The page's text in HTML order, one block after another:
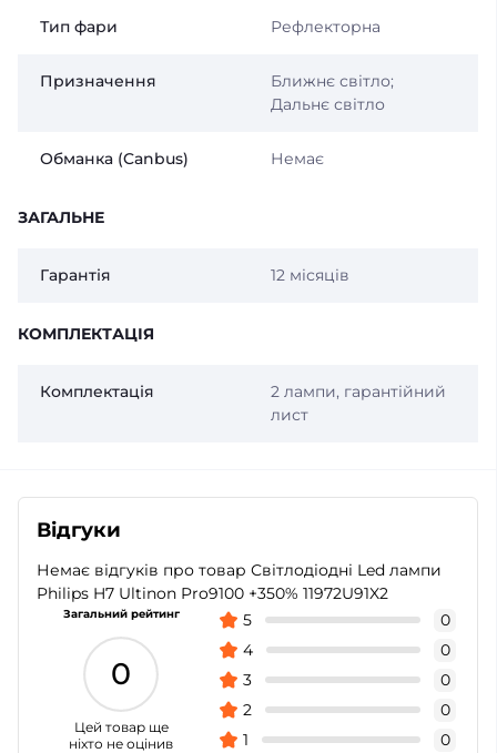
Тип фари Рефлекторна
Призначення
Ближнє світло;
Дальнє світло
Обманка (Canbus) Немає
ЗАГАЛЬНЕ
Гарантія 12 місяців
КОМПЛЕКТАЦІЯ
Комплектація
2 лампи, гарантійний
лист
Відгуки
Немає відгуків про товар Світлодіодні Led лампи
Philips H7 Ultinon Pro9100 +350% 11972U91X2
Загальний рейтинг
0
Цей товар ще
ніхто не оцінив
5
0
4
0
3
0
2
0
1
0